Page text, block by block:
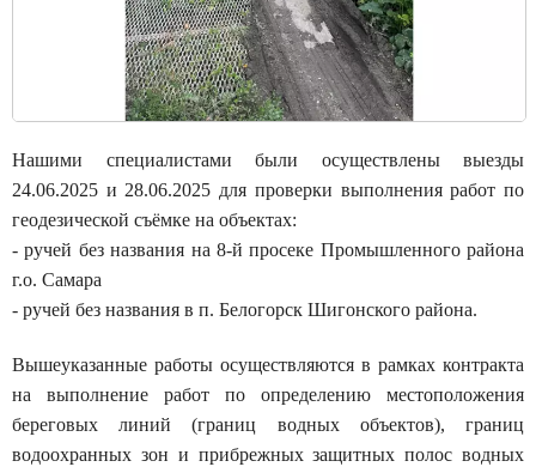
Нашими специалистами были осуществлены выезды
24.06.2025 и 28.06.2025 для проверки выполнения работ по
геодезической съёмке на объектах:
- ручей без названия на 8-й просеке Промышленного района
г.о. Самара
- ручей без названия в п. Белогорск Шигонского района.
Вышеуказанные работы осуществляются в рамках контракта
на выполнение работ по определению местоположения
береговых линий (границ водных объектов), границ
водоохранных зон и прибрежных защитных полос водных